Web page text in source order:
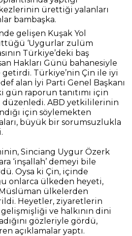
ürettiği yalanları
bambaşka.
gelişen Kuşak Yol
‘Uygurlar zulüm
Türkiye’deki baş
Hakları Günü bahanesiyle
getirdi. Türkiye’nin Çin ile iyi
alan İyi Parti Genel Başkanı
gün raporun tanıtımı için
düzenledi. ABD yetkililerinin
için söylemekten
büyük bir sorumsuzlukla
Sinciang Uygur Özerk
‘inşallah’ demeyi bile
Oysa ki Çin, içinde
onlarca ülkeden heyeti,
Müslüman ülkelerden
Heyetler, ziyaretlerin
gelişmişliği ve halkının dini
gözleriyle gördü,
açıklamalar yaptı.